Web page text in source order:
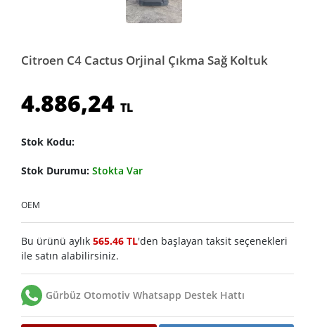
Citroen C4 Cactus Orjinal Çıkma Sağ Koltuk
4.886,24 TL
Stok Kodu:
Stok Durumu: Stokta Var
OEM
Bu ürünü aylık 565.46 TL'den başlayan taksit seçenekleri
ile satın alabilirsiniz.
Gürbüz Otomotiv Whatsapp Destek Hattı